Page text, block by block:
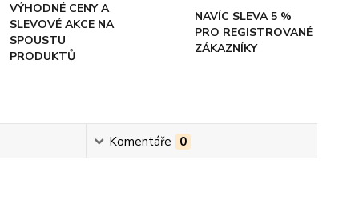
VÝHODNÉ CENY A
SLEVOVÉ AKCE NA
SPOUSTU
PRODUKTŮ
NAVÍC SLEVA 5 %
PRO REGISTROVANÉ
ZÁKAZNÍKY
Komentáře 0